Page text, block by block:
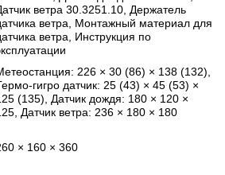
ветра 30.3251.10, Держатель
ветра, Монтажный материал для
ветра, Инструкция по
226 × 30 (86) × 138 (132),
гигро датчик: 25 (43) × 45 (53) ×
(135), Датчик дождя: 180 × 120 ×
Датчик ветра: 236 × 180 × 180
× 160 × 360